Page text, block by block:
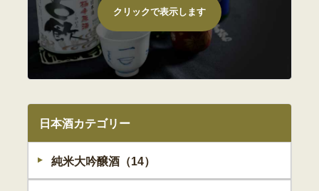
日本酒カテゴリー
純米大吟醸酒（14）